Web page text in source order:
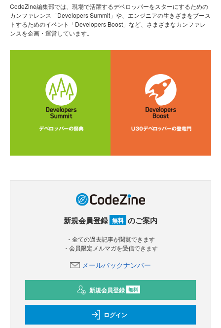
CodeZine編集部では、現場で活躍するデベロッパーをスターにするための
カンファレンス「Developers Summit」や、エンジニアの生きざまをブース
トするためのイベント「Developers Boost」など、さまざまなカンファレ
ンスを企画・運営しています。
新規会員登録 無料 のご案内
・全ての過去記事が閲覧できます
・会員限定メルマガを受信できます
メールバックナンバー
新規会員登録 無料
ログイン